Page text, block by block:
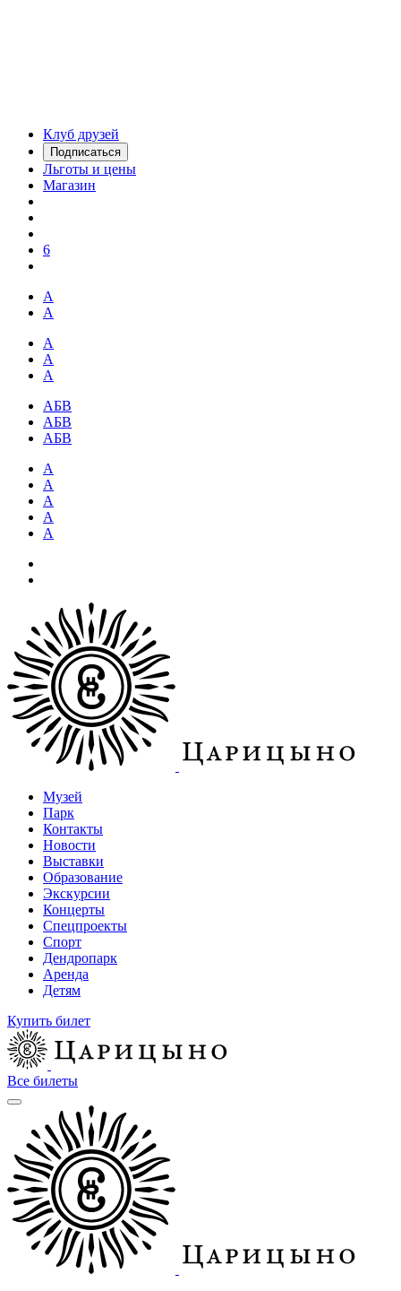
Клуб друзей
Подписаться
Льготы и цены
Магазин
6
А
А
А
А
А
АБВ
АБВ
АБВ
А
А
А
А
А
Музей
Парк
Контакты
Новости
Выставки
Образование
Экскурсии
Концерты
Спецпроекты
Спорт
Дендропарк
Аренда
Детям
Купить билет
Все билеты